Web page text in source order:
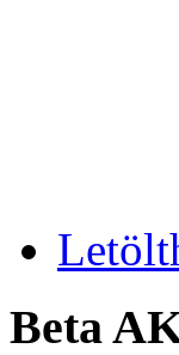
Beta